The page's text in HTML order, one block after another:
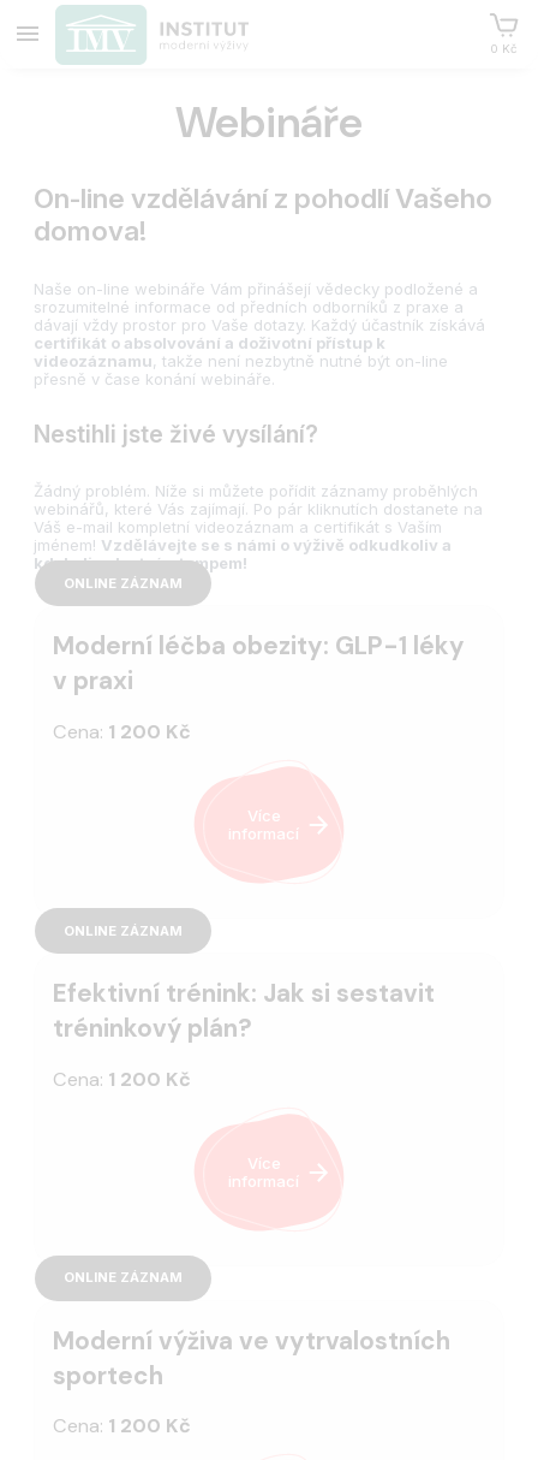
0 Kč
Webináře
On-line vzdělávání z pohodlí Vašeho
domova!
Naše on-line webináře Vám přinášejí vědecky podložené a
srozumitelné informace od předních odborníků z praxe a
dávají vždy prostor pro Vaše dotazy. Každý účastník získává
certifikát o absolvování a doživotní přístup k
videozáznamu, takže není nezbytně nutné být on-line
přesně v čase konání webináře.
Nestihli jste živé vysílání?
Žádný problém. Níže si můžete pořídit záznamy proběhlých
webinářů, které Vás zajímají. Po pár kliknutích dostanete na
Váš e-mail kompletní videozáznam a certifikát s Vaším
jménem! Vzdělávejte se s námi o výživě odkudkoliv a
kdykoliv vlastním tempem!
ONLINE ZÁZNAM
Moderní léčba obezity: GLP-1 léky
v praxi
Cena: 1 200 Kč
Více
informací
ONLINE ZÁZNAM
Efektivní trénink: Jak si sestavit
tréninkový plán?
Cena: 1 200 Kč
Více
informací
ONLINE ZÁZNAM
Moderní výživa ve vytrvalostních
sportech
Cena: 1 200 Kč